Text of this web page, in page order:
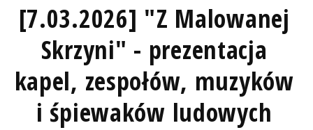
[7.03.2026] "Z Malowanej
Skrzyni" - prezentacja
kapel, zespołów, muzyków
i śpiewaków ludowych